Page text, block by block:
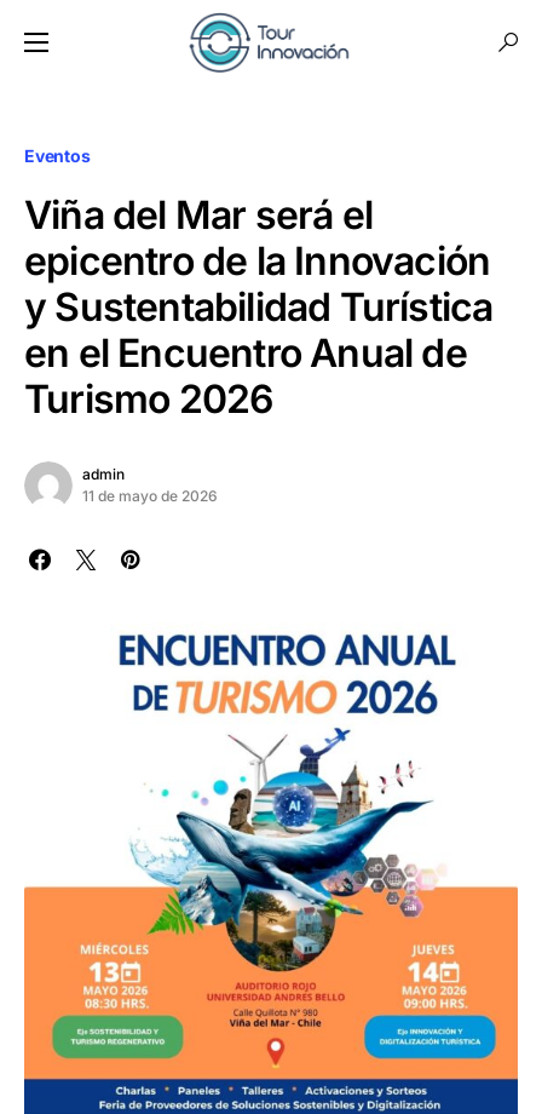
Eventos
Viña del Mar será el
epicentro de la Innovación
y Sustentabilidad Turística
en el Encuentro Anual de
Turismo 2026
admin
11 de mayo de 2026